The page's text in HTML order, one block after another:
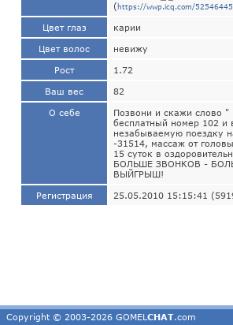
(https://wwp.icq.com/52546445
Цвет глаз карии
Цвет волос невижу
Рост 1.72
Ваш вес 82
О себе
Позвони и скажи слово
бесплатный номер 102 и
незабываемую поездку
-31514, массаж от
15 суток в
БОЛЬШЕ ЗВОНКОВ -
ВЫЙГРЫШ!
Регистрация 25.05.2010 15:15:41
Copyright © 2003-2026 GOMEL CHAT.com